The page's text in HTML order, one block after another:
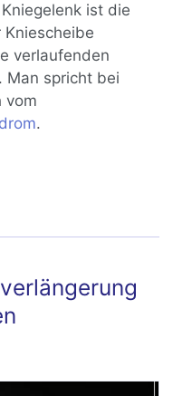
ist die
verlaufenden
Man spricht bei
vom
.
vorne unter der